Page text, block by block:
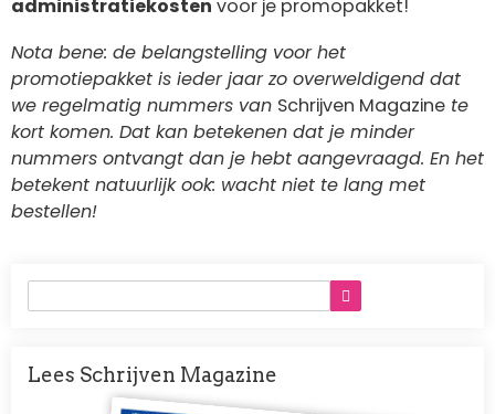
administratiekosten voor je promopakket!
Nota bene: de belangstelling voor het
promotiepakket is ieder jaar zo overweldigend dat
we regelmatig nummers van Schrijven Magazine te
kort komen. Dat kan betekenen dat je minder
nummers ontvangt dan je hebt aangevraagd. En het
betekent natuurlijk ook: wacht niet te lang met
bestellen!
Lees Schrijven Magazine
Afbeelding